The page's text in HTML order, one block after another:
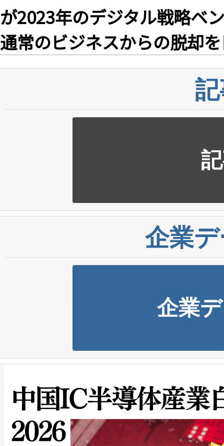
が2023年のデジタル戦略ベ
通常のビジネスからの脱却
企業
企業